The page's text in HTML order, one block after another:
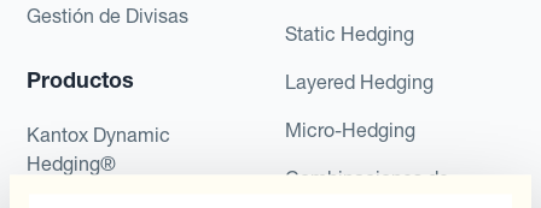
Gestión de Divisas
Productos
Kantox Dynamic
Hedging®
Static Hedging
Layered Hedging
Micro-Hedging
Combinaciones de